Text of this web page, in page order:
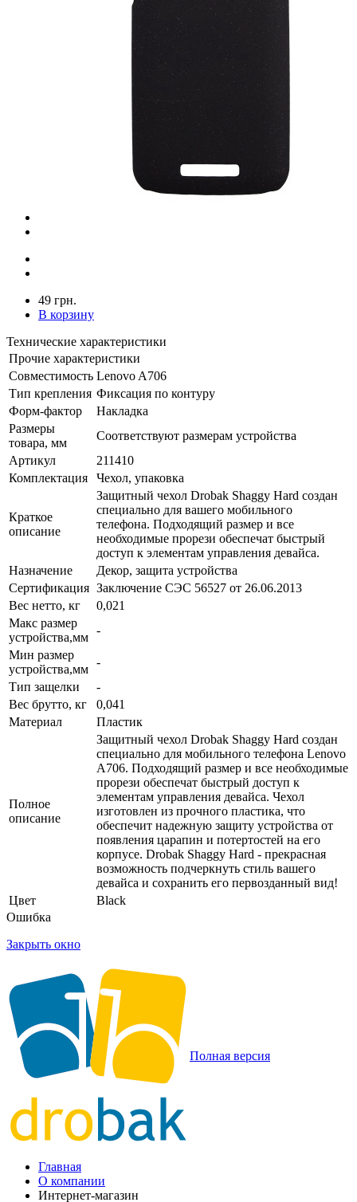
49 грн.
В корзину
Технические характеристики
Прочие характеристики
Совместимость Lenovo A706
Тип крепления Фиксация по контуру
Форм-фактор
Накладка
Размеры
товара, мм
Соответствуют размерам устройства
Артикул
211410
Комплектация
Чехол, упаковка
Краткое
описание
Защитный чехол Drobak Shaggy Hard создан
специально для вашего мобильного
телефона. Подходящий размер и все
необходимые прорези обеспечат быстрый
доступ к элементам управления девайса.
Назначение
Декор, защита устройства
Сертификация Заключение СЭС 56527 от 26.06.2013
Вес нетто, кг
0,021
Макс размер
устройства,мм
-
Мин размер
устройства,мм
-
Тип защелки
-
Вес брутто, кг
0,041
Материал
Пластик
Полное
описание
Защитный чехол Drobak Shaggy Hard создан
специально для мобильного телефона Lenovo
A706. Подходящий размер и все необходимые
прорези обеспечат быстрый доступ к
элементам управления девайса. Чехол
изготовлен из прочного пластика, что
обеспечит надежную защиту устройства от
появления царапин и потертостей на его
корпусе. Drobak Shaggy Hard - прекрасная
возможность подчеркнуть стиль вашего
девайса и сохранить его первозданный вид!
Цвет
Black
Ошибка
Закрыть окно
Полная версия
Главная
О компании
Интернет-магазин